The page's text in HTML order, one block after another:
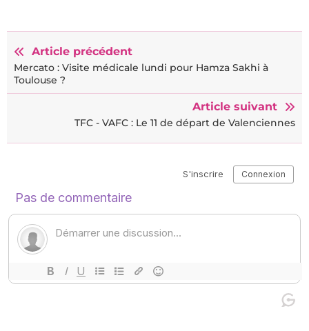
Article précédent
Mercato : Visite médicale lundi pour Hamza Sakhi à
Toulouse ?
Article suivant
TFC - VAFC : Le 11 de départ de Valenciennes